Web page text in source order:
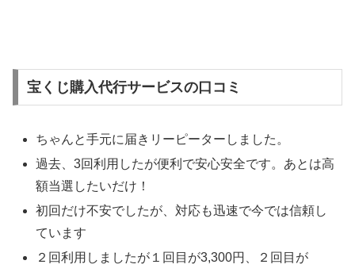
宝くじ購入代行サービスの口コミ
ちゃんと手元に届きリーピーターしました。
過去、3回利用したが便利で安心安全です。あとは高
額当選したいだけ！
初回だけ不安でしたが、対応も迅速で今では信頼し
ています
２回利用しましたが１回目が3,300円、２回目が